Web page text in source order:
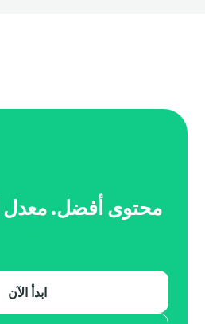
محتوى أفضل. معدل
ابدأ الآن